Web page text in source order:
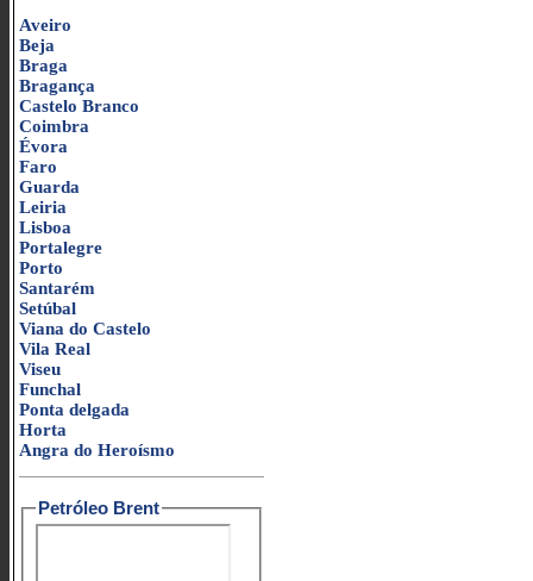
Aveiro
Beja
Braga
Bragança
Castelo Branco
Coimbra
Évora
Faro
Guarda
Leiria
Lisboa
Portalegre
Porto
Santarém
Setúbal
Viana do Castelo
Vila Real
Viseu
Funchal
Ponta delgada
Horta
Angra do Heroísmo
Petróleo Brent